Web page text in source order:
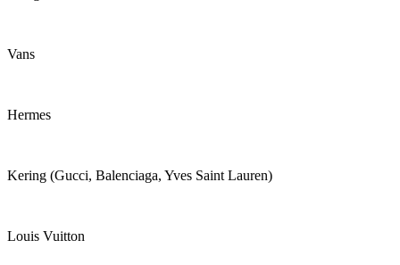
Vans
Hermes
Kering (Gucci, Balenciaga, Yves Saint Lauren)
Louis Vuitton